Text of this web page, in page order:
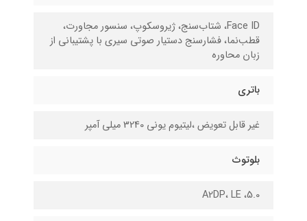
Face ID، شتاب‌سنج، ژیروسکوپ، سنسور مجاورت،
قطب‌نما، فشارسنج دستیار صوتی سیری با پشتیبانی از
زبان محاوره
باتری
غیر قابل تعویض ،لیتیوم یونی 3240 میلی آمپر
بلوتوث
5.0، A2DP، LE